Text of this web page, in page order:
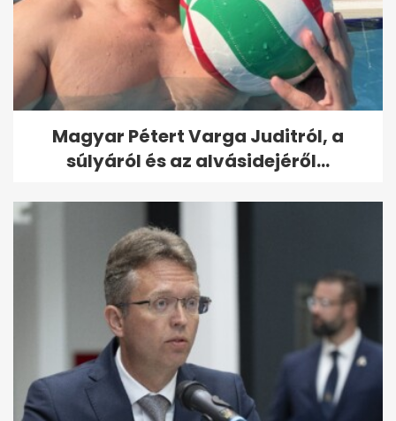
Magyar Pétert Varga Juditról, a
súlyáról és az alvásidejéről...